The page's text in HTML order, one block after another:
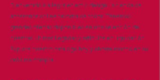
Bienvenido a allegra eclectic design, la tienda de
accesorios online favorita de todos. Tenemos
grandes ofertas disponibles en una selección de
nuestras últimas llegadas y artículos en liquidación.
Explore nuestro catálogo hoy y ahorre mucho en su
próxima compra.